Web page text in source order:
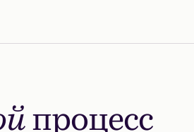
процесс